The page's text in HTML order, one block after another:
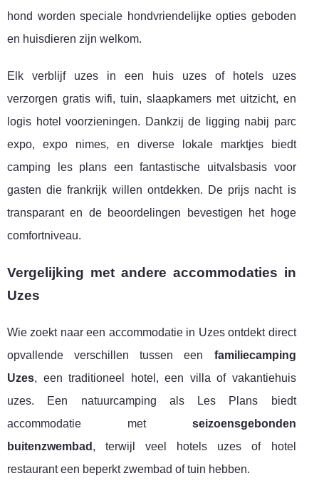
hond worden speciale hondvriendelijke opties geboden
en huisdieren zijn welkom.
Elk verblijf uzes in een huis uzes of hotels uzes
verzorgen gratis wifi, tuin, slaapkamers met uitzicht, en
logis hotel voorzieningen. Dankzij de ligging nabij parc
expo, expo nimes, en diverse lokale marktjes biedt
camping les plans een fantastische uitvalsbasis voor
gasten die frankrijk willen ontdekken. De prijs nacht is
transparant en de beoordelingen bevestigen het hoge
comfortniveau.
Vergelijking met andere accommodaties in
Uzes
Wie zoekt naar een accommodatie in Uzes ontdekt direct
opvallende verschillen tussen een familiecamping
Uzes, een traditioneel hotel, een villa of vakantiehuis
uzes. Een natuurcamping als Les Plans biedt
accommodatie met seizoensgebonden
buitenzwembad , terwijl veel hotels uzes of hotel
restaurant een beperkt zwembad of tuin hebben.